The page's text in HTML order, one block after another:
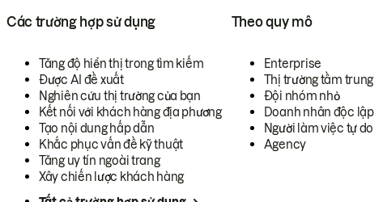
Các trường hợp sử dụng
Tăng độ hiển thị trong tìm kiếm
Được AI đề xuất
Nghiên cứu thị trường của bạn
Kết nối với khách hàng địa phương
Tạo nội dung hấp dẫn
Khắc phục vấn đề kỹ thuật
Tăng uy tín ngoài trang
Xây chiến lược khách hàng
Theo quy mô
Enterprise
Thị trường tầm trung
Đội nhóm nhỏ
Doanh nhân độc lập
Người làm việc tự do
Agency